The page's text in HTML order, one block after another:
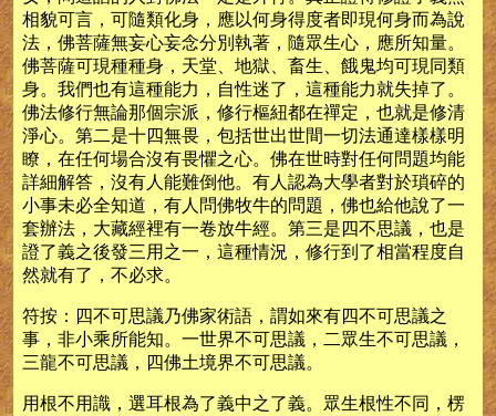
相貌可言，可隨類化身，應以何身得度者即現何身而為說
法，佛菩薩無妄心妄念分別執著，隨眾生心，應所知量。
佛菩薩可現種種身，天堂、地獄、畜生、餓鬼均可現同類
身。我們也有這種能力，自性迷了，這種能力就失掉了。
佛法修行無論那個宗派，修行樞紐都在禪定，也就是修清
淨心。第二是十四無畏，包括世出世間一切法通達樣樣明
瞭，在任何場合沒有畏懼之心。佛在世時對任何問題均能
詳細解答，沒有人能難倒他。有人認為大學者對於瑣碎的
小事未必全知道，有人問佛牧牛的問題，佛也給他說了一
套辦法，大藏經裡有一卷放牛經。第三是四不思議，也是
證了義之後發三用之一，這種情況，修行到了相當程度自
然就有了，不必求。
符按：四不可思議乃佛家術語，謂如來有四不可思議之
事，非小乘所能知。一世界不可思議，二眾生不可思議，
三龍不可思議，四佛土境界不可思議。
用根不用識，選耳根為了義中之了義。眾生根性不同，楞